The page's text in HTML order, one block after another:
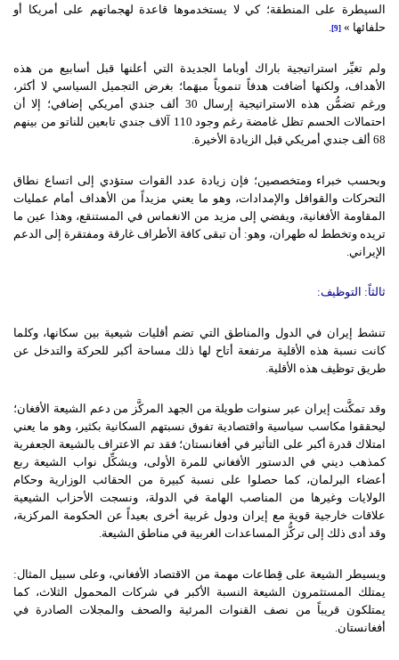
السيطرة على المنطقة؛ كي لا يستخدموها قاعدة لهجماتهم على أمريكا أو
حلفائها » [9]
.
ولم تغيِّر استراتيجية باراك أوباما الجديدة التي أعلنها قبل أسابيع من هذه
الأهداف، ولكنها أضافت هدفاً تنموياً مبهَما؛ بغرض التجميل السياسي لا أكثر،
ورغم تضمُّن هذه الاستراتيجية إرسال 30 ألف جندي أمريكي إضافي؛ إلا أن
احتمالات الحسم تظل غامضة رغم وجود 110 آلاف جندي تابعين للناتو من بينهم
68 ألف جندي أمريكي قبل الزيادة الأخيرة.
وبحسب خبراء ومتخصصين؛ فإن زيادة عدد القوات ستؤدي إلى اتساع نطاق
التحركات والقوافل والإمدادات، وهو ما يعني مزيداً من الأهداف أمام عمليات
المقاومة الأفغانية، ويفضي إلى مزيد من الانغماس في المستنقع، وهذا عين ما
تريده وتخطط له طهران، وهو: أن تبقى كافة الأطراف غارقة ومفتقرة إلى الدعم
الإيراني.
ثالثاً: التوظيف:
تنشط إيران في الدول والمناطق التي تضم أقليات شيعية بين سكانها، وكلما
كانت نسبة هذه الأقلية مرتفعة أتاح لها ذلك مساحة أكبر للحركة والتدخل عن
طريق توظيف هذه الأقلية.
وقد تمكَّنت إيران عبر سنوات طويلة من الجهد المركَّز من دعم الشيعة الأفغان؛
ليحققوا مكاسب سياسية واقتصادية تفوق نسبتهم السكانية بكثير، وهو ما يعني
امتلاك قدرة أكبر على التأثير في أفغانستان؛ فقد تم الاعتراف بالشيعة الجعفرية
كمذهب ديني في الدستور الأفغاني للمرة الأولى، ويشكِّل نواب الشيعة ربع
أعضاء البرلمان، كما حصلوا على نسبة كبيرة من الحقائب الوزارية وحكام
الولايات وغيرها من المناصب الهامة في الدولة، ونسجت الأحزاب الشيعية
علاقات خارجية قوية مع إيران ودول غربية أخرى بعيداً عن الحكومة المركزية،
وقد أدى ذلك إلى تركُّز المساعدات الغربية في مناطق الشيعة.
ويسيطر الشيعة على قِطاعات مهمة من الاقتصاد الأفغاني، وعلى سبيل المثال:
يمتلك المستثمرون الشيعة النسبة الأكبر في شركات المحمول الثلاث، كما
يمتلكون قريباً من نصف القنوات المرئية والصحف والمجلات الصادرة في
أفغانستان.